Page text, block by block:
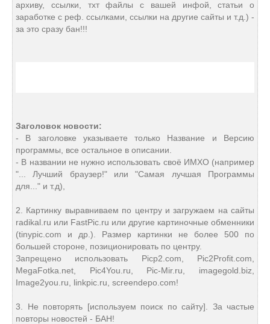
архиву, ссылки, тхт файлы с вашей инфой, статьи о
заработке с реф. ссылками, ссылки на другие сайты и т.д.) -
за это сразу бан!!!
Заголовок новости:
- В заголовке указываете только Название и Версию
программы, все остальное в описании.
- В названии не нужно использовать своё ИМХО (например
"... Лучший браузер!" или "Самая лучшая Программы
для..." и т.д),
2. Картинку выравниваем по центру и загружаем на сайты
radikal.ru или FastPic.ru или другие картиночные обменники
(tinypic.com и др.). Размер картинки не более 500 по
большей стороне, позиционировать по центру.
Запрещено использовать Picp2.com, Pic2Profit.com,
MegaFotka.net, Pic4You.ru, Pic-Mir.ru, imagegold.biz,
Image2you.ru, linkpic.ru, screendepo.com!
3. Не повторять [используем поиск по сайту]. За частые
повторы новостей - БАН!